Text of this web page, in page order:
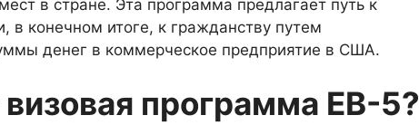
в стране. Эта программа предлагает путь к
в конечном итоге, к гражданству путем
денег в коммерческое предприятие в США.
программа EB-5?